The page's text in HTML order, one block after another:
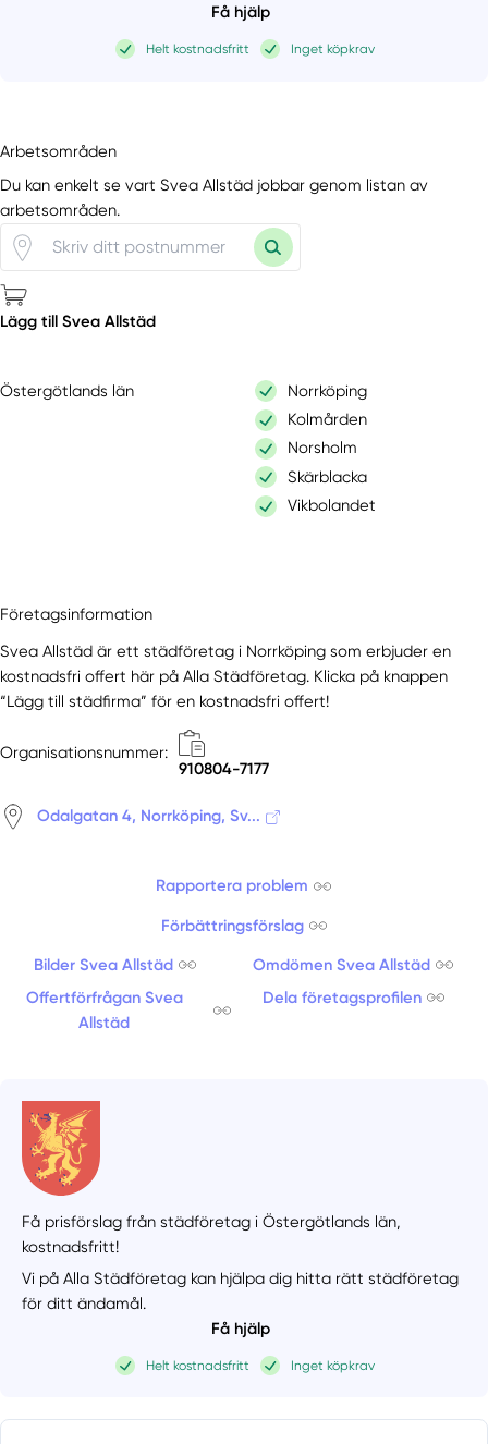
Få hjälp
Helt kostnadsfritt Inget köpkrav
Arbetsområden
Du kan enkelt se vart Svea Allstäd jobbar genom listan av
arbetsområden.
Lägg till Svea Allstäd
Östergötlands län
Norrköping
Kolmården
Norsholm
Skärblacka
Vikbolandet
Företagsinformation
Svea Allstäd är ett städföretag i Norrköping som erbjuder en
kostnadsfri offert här på Alla Städföretag. Klicka på knappen
“Lägg till städfirma” för en kostnadsfri offert!
Organisationsnummer:
910804-7177
Odalgatan 4, Norrköping, Sv...
Rapportera problem
Förbättringsförslag
Bilder Svea Allstäd
Omdömen Svea Allstäd
Offertförfrågan Svea
Allstäd
Dela företagsprofilen
Få prisförslag från städföretag i Östergötlands län,
kostnadsfritt!
Vi på Alla Städföretag kan hjälpa dig hitta rätt städföretag
för ditt ändamål.
Få hjälp
Helt kostnadsfritt Inget köpkrav